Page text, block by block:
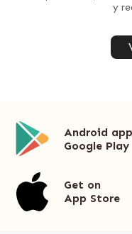
y
Android
Google Play
Get on
App Store